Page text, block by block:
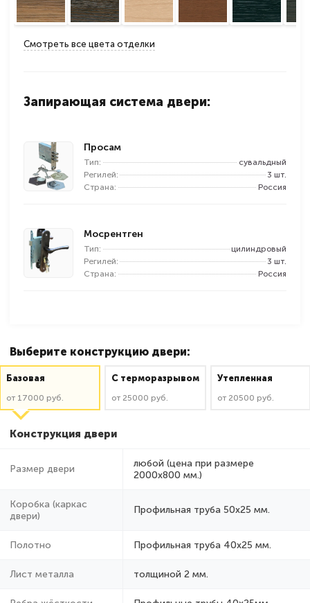
Смотреть все цвета отделки
Запирающая система двери:
Просам
Тип:
сувальдный
Регилей:
3 шт.
Страна:
Россия
Мосрентген
Тип:
цилиндровый
Регилей:
3 шт.
Страна:
Россия
Выберите конструкцию двери:
Базовая
от 17000 руб.
C терморазрывом
от 25000 руб.
Утепленная
от 20500 руб.
Конструкция двери
Размер двери
любой (цена при размере
2000x800 мм.)
Коробка (каркас
двери)
Профильная труба 50х25 мм.
Полотно Профильная труба 40х25 мм.
Лист металла толщиной 2 мм.